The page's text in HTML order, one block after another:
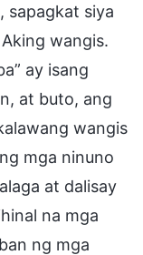
sapagkat siya
wangis.
ay isang
at buto, ang
wangis
mga ninuno
at dalisay
na mga
ng mga